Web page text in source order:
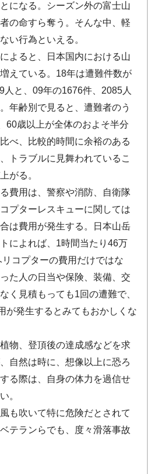
になる。シーズン外の富士山
の命すら奪う。そんな中、軽
い行為といえる。
よると、日本国内における山
えている。18年は遭難件数が
と、09年の1676件、2085人
年齢別で見ると、遭難者のう
60歳以上が全体のおよそ半分
べ、比較的時間に余裕のある
トラブルに見舞われているこ
がる。
費用は、警察や消防、自衛隊
プターレスキューに関しては
は費用が発生する。日本山岳
によれば、1時間当たり46万
コプターの費用だけではな
た人の日当や保険、装備、交
く見積もっても1回の遭難で、
が発生するとみてもおかしくな
物、登頂後の達成感などを求
自然は時に、想像以上に恐ろ
る際は、自身の体力を過信せ
。
も吹いて特に危険だとされて
テランらでも、度々滑落事故